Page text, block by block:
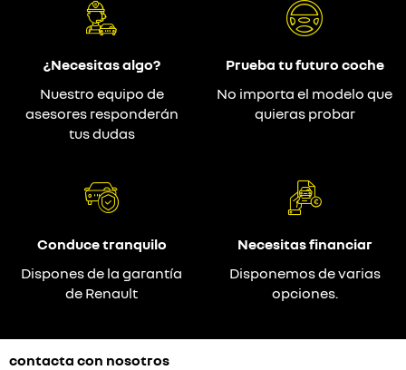
¿Necesitas algo?
Nuestro equipo de
asesores responderán
tus dudas
Prueba tu futuro coche
No importa el modelo que
quieras probar
Conduce tranquilo
Dispones de la garantía
de Renault
Necesitas financiar
Disponemos de varias
opciones.
contacta con nosotros